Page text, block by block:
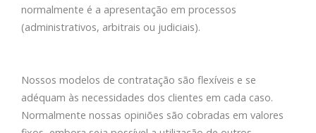
normalmente é a apresentação em processos
(administrativos, arbitrais ou judiciais).
Nossos modelos de contratação são flexíveis e se
adéquam às necessidades dos clientes em cada caso.
Normalmente nossas opiniões são cobradas em valores